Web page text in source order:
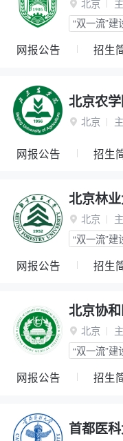
 北京
“双一流”建
网报公告 招生
北京农
 北京
网报公告 招生
北京林
 北京
“双一流”建
网报公告 招生
北京协
 北京
“双一流”建
网报公告 招生
首都医